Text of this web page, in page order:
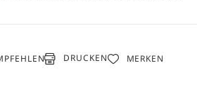
DRUCKEN MERKEN